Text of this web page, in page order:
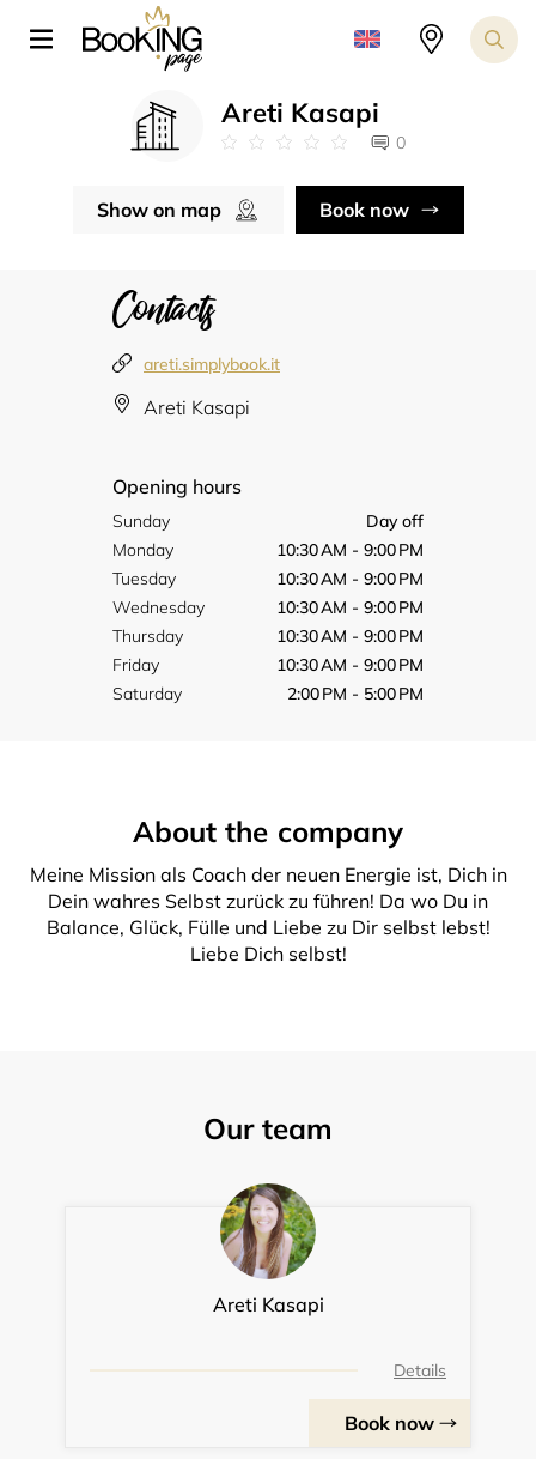
Areti Kasapi
0
Show on map Book now
Contacts
areti.simplybook.it
Areti Kasapi
Opening hours
Sunday
Day off
Monday
10:30 AM - 9:00 PM
Tuesday
10:30 AM - 9:00 PM
Wednesday
10:30 AM - 9:00 PM
Thursday
10:30 AM - 9:00 PM
Friday
10:30 AM - 9:00 PM
Saturday
2:00 PM - 5:00 PM
About the company
Meine Mission als Coach der neuen Energie ist, Dich in
Dein wahres Selbst zurück zu führen! Da wo Du in
Balance, Glück, Fülle und Liebe zu Dir selbst lebst!
Liebe Dich selbst!
Our team
Areti Kasapi
Details
Book now